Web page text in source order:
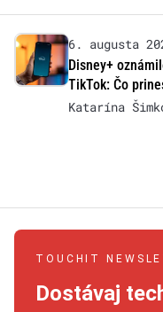
6. augusta
Disney+
TikTok: Čo
Katarína
TOUCHIT
Dostávaj